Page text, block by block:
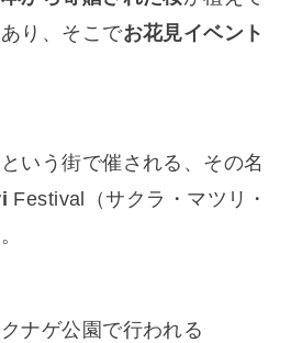
り、そこでお花見イベント
いう街で催される、その名
Festival（サクラ・マツリ・
ナゲ公園で行われる